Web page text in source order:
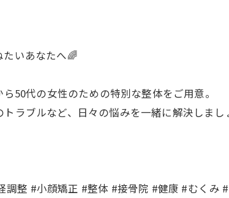
いあなたへ🌈
50代の女性のための特別な整体をご用意。
ラブルなど、日々の悩みを一緒に解決しま
調整 #小顔矯正 #整体 #接骨院 #健康 #むくみ